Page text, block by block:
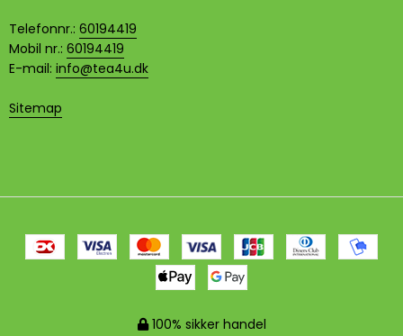
Telefonnr.: 60194419
Mobil nr.: 60194419
E-mail: info@tea4u.dk
Sitemap
100% sikker handel